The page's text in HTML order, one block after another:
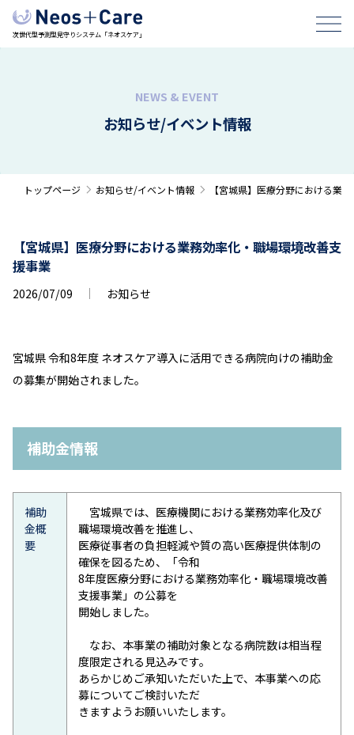
次世代型予測型見守りシステム「ネオスケア」
お知らせ/イベント情報
トップページ お知らせ/イベント情報 【宮城県】医療分野における業
【宮城県】医療分野における業務効率化・職場環境改善支
援事業
2026/07/09 お知らせ
宮城県 令和8年度 ネオスケア導入に活用できる病院向けの補助金
の募集が開始されました。
補助金情報
補助
金概
要
宮城県では、医療機関における業務効率化及び
職場環境改善を推進し、
医療従事者の負担軽減や質の高い医療提供体制の
確保を図るため、「令和
8年度医療分野における業務効率化・職場環境改善
支援事業」の公募を
開始しました。
なお、本事業の補助対象となる病院数は相当程
度限定される見込みです。
あらかじめご承知いただいた上で、本事業への応
募についてご検討いただ
きますようお願いいたします。